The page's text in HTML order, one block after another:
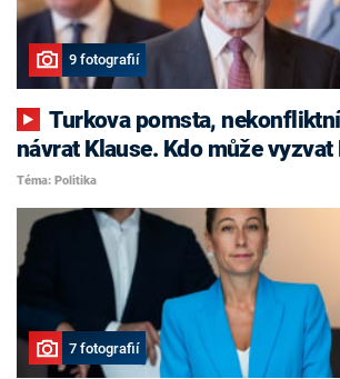
9 fotografií
Turkova pomsta, nekonfliktní Havlíček i
návrat Klause. Kdo může vyzvat
Téma: Politika
7 fotografií